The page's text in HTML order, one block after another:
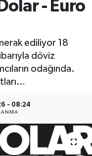
- Euro
ediliyor 18
döviz
odağında.
- 08:24